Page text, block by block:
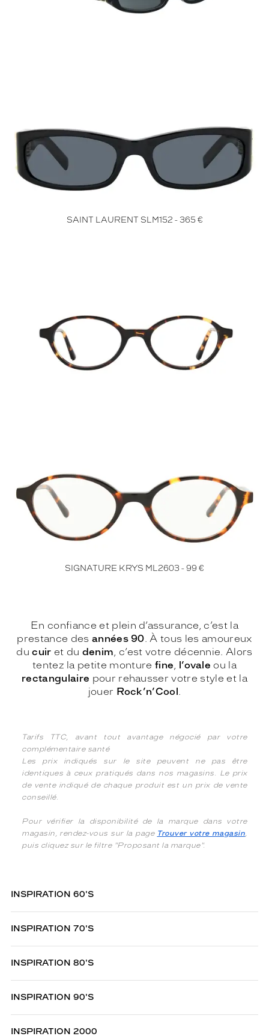
SAINT LAURENT SLM152 - 365 €
SIGNATURE KRYS ML2603 - 99 €
En confiance et plein d’assurance, c’est la
prestance des années 90 . À tous les amoureux
ducuir et du denim , c’est votre décennie. Alors
tentez la petite monture fine l’ovale ou la
rectangulaire pour rehausser votre style et la
jouer Rock’n’Cool
Tarifs TTC, avant tout avantage négocié par votre
complémentaire santé
Les prix indiqués sur le site peuvent ne pas être
identiques à ceux pratiqués dans nos magasins. Le prix
de vente indiqué de chaque produit est un prix de vente
conseillé.
Pour vérifier la disponibilité de la marque dans votre
magasin, rendez-vous sur la page Trouver votre magasin
puis cliquez sur le filtre "Proposant la marque".
INSPIRATION 60'S
INSPIRATION 70'S
INSPIRATION 80'S
INSPIRATION 90'S
INSPIRATION 2000